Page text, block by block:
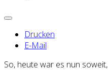
Drucken
E-Mail
So, heute war es nun soweit,